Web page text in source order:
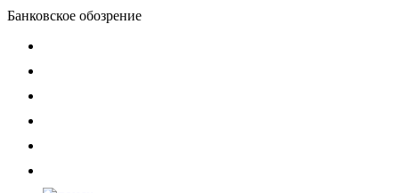
Банковское обозрение